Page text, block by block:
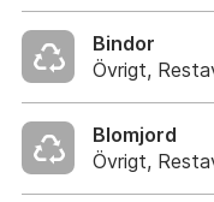
Bindor
Övrigt,
Blomjord
Övrigt,